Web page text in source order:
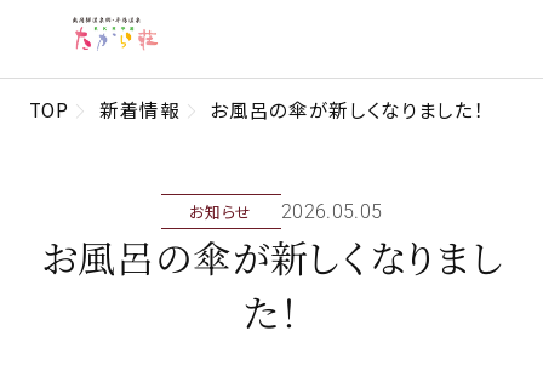
TOP 新着情報 お風呂の傘が新しくなりました！
お風呂の傘が新しくなりまし
た！
2026年05月05日
お知らせ